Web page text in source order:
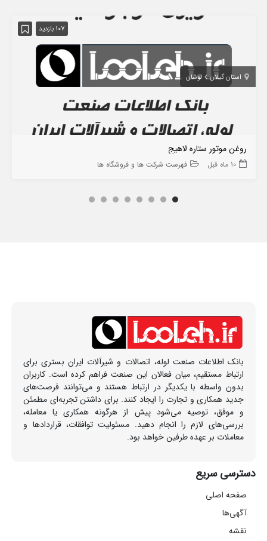
107 بازدید
استان گیلان لوشان
روغن موتور ستاره لاهیج
10 ماه قبل فهرست شرکت ها و فروشگاه ها
بانک اطلاعات صنعت لوله، اتصالات و شیرآلات ایران بستری برای
ارتباط مستقیم، میان فعالان این صنعت فراهم کرده است. کاربران
بدون واسطه با یکدیگر در ارتباط هستند و می‌توانند فرصت‌های
جدید همکاری و تجارت را ایجاد کنند. برای داشتن تجربه‌ای مطمئن
و موفق، توصیه می‌شود پیش از هرگونه همکاری یا معامله،
بررسی‌های لازم را انجام دهید. مسئولیت توافقات، قراردادها و
معاملات بر عهده طرفین خواهد بود.
دسترسی سریع
صفحه اصلی
آگهی‌ها
نقشه